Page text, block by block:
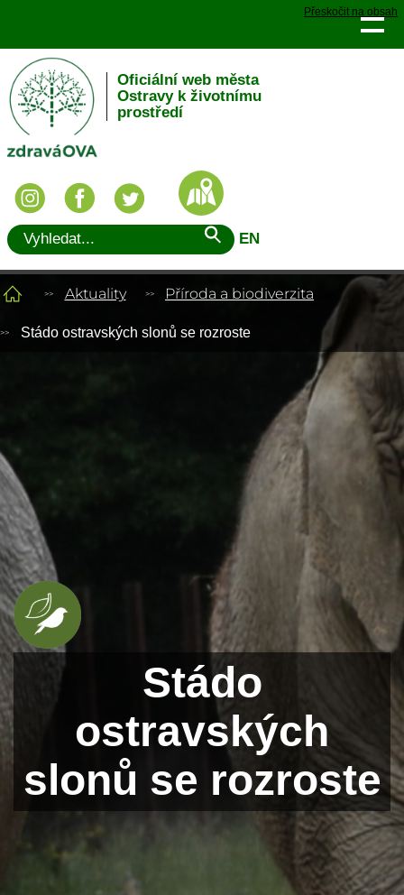
Přeskočit na obsah
Oficiální web města
Ostravy k životnímu
prostředí
EN
Aktuality Příroda a biodiverzita
Stádo ostravských slonů se rozroste
Stádo
ostravských
slonů se rozroste